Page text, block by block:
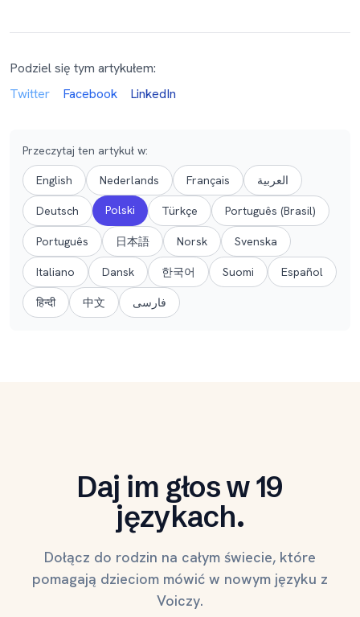
Podziel się tym artykułem:
Twitter
Facebook LinkedIn
Przeczytaj ten artykuł w:
English Nederlands Français العربية
Deutsch Polski Türkçe Português (Brasil)
Português 日本語 Norsk Svenska
Italiano Dansk 한국어 Suomi Español
हिन्दी 中文 فارسی
Daj im głos w 19
językach.
Dołącz do rodzin na całym świecie, które
pomagają dzieciom mówić w nowym języku z
Voiczy.